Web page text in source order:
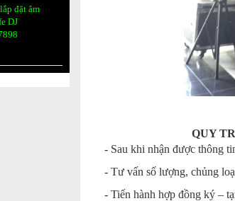
đặt âm
DJ
QUY
- Sau khi nhận được thông
- Tư vấn số lượng, chủng
- Tiến hành hợp đồng ký –